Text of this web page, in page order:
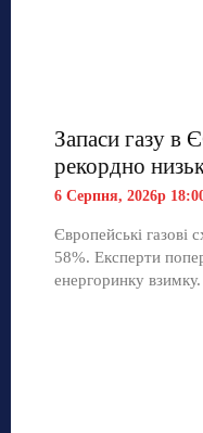
Запаси газу в
рекордно
6 Серпня, 2026р
Європейські газові
58%. Експерти
енергоринку взимку.